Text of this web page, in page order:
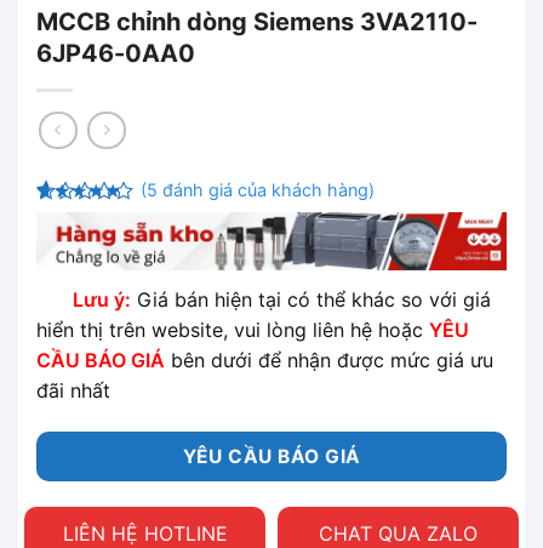
MCCB chỉnh dòng Siemens 3VA2110-
6JP46-0AA0
trên
5 dựa
trênđánh
(5 đánh giá của khách hàng)
Lưu ý: Giá bán hiện tại có thể khác so với giá
hiển thị trên website, vui lòng liên hệ hoặc YÊU
CẦU BÁO GIÁ bên dưới để nhận được mức giá ưu
đãi nhất
YÊU CẦU BÁO GIÁ
LIÊN HỆ HOTLINE
CHAT QUA ZALO